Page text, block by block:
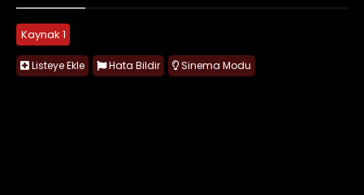
Kaynak 1
Listeye Ekle Hata Bildir Sinema Modu